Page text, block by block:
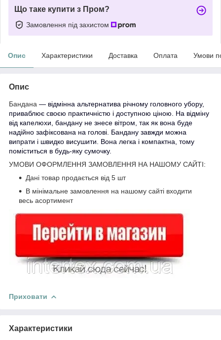
Що таке купити з Пром?
Замовлення під захистом
Опис Характеристики Доставка Оплата Умови
Опис
Бандана — відмінна альтернатива річному головного убору,
приваблює своєю практичністю і доступною ціною. На відміну
від капелюхи, бандану не знесе вітром, так як вона буде
надійно зафіксована на голові. Бандану завжди можна
випрати і швидко висушити. Вона легка і компактна, тому
поміститься в будь-яку сумочку.
УМОВИ ОФОРМЛЕННЯ ЗАМОВЛЕННЯ НА НАШОМУ САЙТІ:
Дані товар продається від 5 шт
В мінімальне замовлення на нашому сайті входити
весь асортимент
Приховати
Характеристики